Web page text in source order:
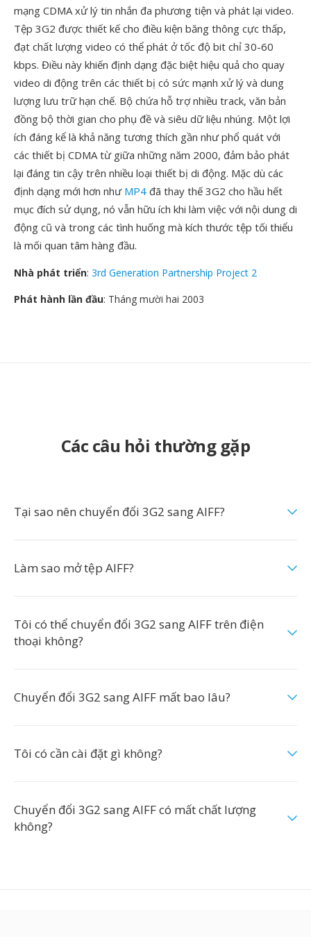
mạng CDMA xử lý tin nhắn đa phương tiện và phát lại video.
Tệp 3G2 được thiết kế cho điều kiện băng thông cực thấp,
đạt chất lượng video có thể phát ở tốc độ bit chỉ 30-60
kbps. Điều này khiến định dạng đặc biệt hiệu quả cho quay
video di động trên các thiết bị có sức mạnh xử lý và dung
lượng lưu trữ hạn chế. Bộ chứa hỗ trợ nhiều track, văn bản
đồng bộ thời gian cho phụ đề và siêu dữ liệu nhúng. Một lợi
ích đáng kể là khả năng tương thích gần như phổ quát với
các thiết bị CDMA từ giữa những năm 2000, đảm bảo phát
lại đáng tin cậy trên nhiều loại thiết bị di động. Mặc dù các
định dạng mới hơn như MP4 đã thay thế 3G2 cho hầu hết
mục đích sử dụng, nó vẫn hữu ích khi làm việc với nội dung di
động cũ và trong các tình huống mà kích thước tệp tối thiểu
là mối quan tâm hàng đầu.
Nhà phát triển: 3rd Generation Partnership Project 2
Phát hành lần đầu: Tháng mười hai 2003
Các câu hỏi thường gặp
Tại sao nên chuyển đổi 3G2 sang AIFF?
Làm sao mở tệp AIFF?
Tôi có thể chuyển đổi 3G2 sang AIFF trên điện
thoại không?
Chuyển đổi 3G2 sang AIFF mất bao lâu?
Tôi có cần cài đặt gì không?
Chuyển đổi 3G2 sang AIFF có mất chất lượng
không?